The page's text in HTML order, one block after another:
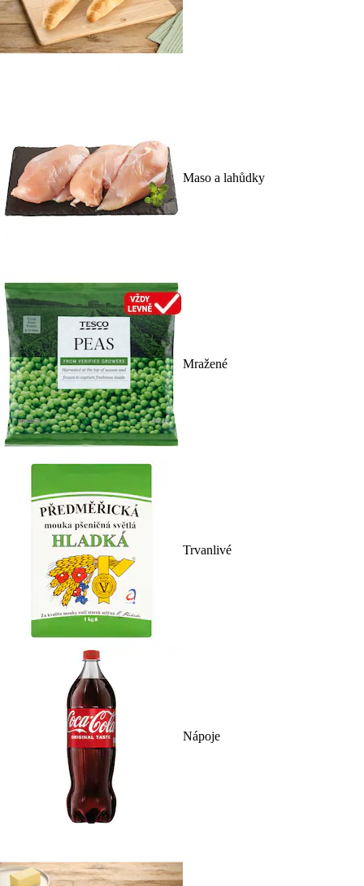
Maso a lahůdky
Mražené
Trvanlivé
Nápoje